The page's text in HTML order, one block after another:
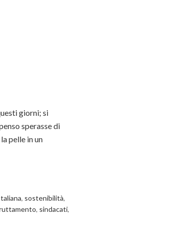
giorni; si
sperasse di
pelle in un
, sostenibilità,
, sindacati,